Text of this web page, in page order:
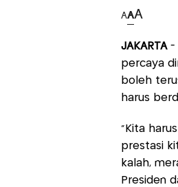
AAA
JAKARTA -
percaya
boleh
harus
“Kita
prestasi
kalah,
Presiden